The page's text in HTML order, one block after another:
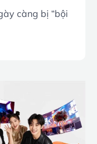
càng bị “bội